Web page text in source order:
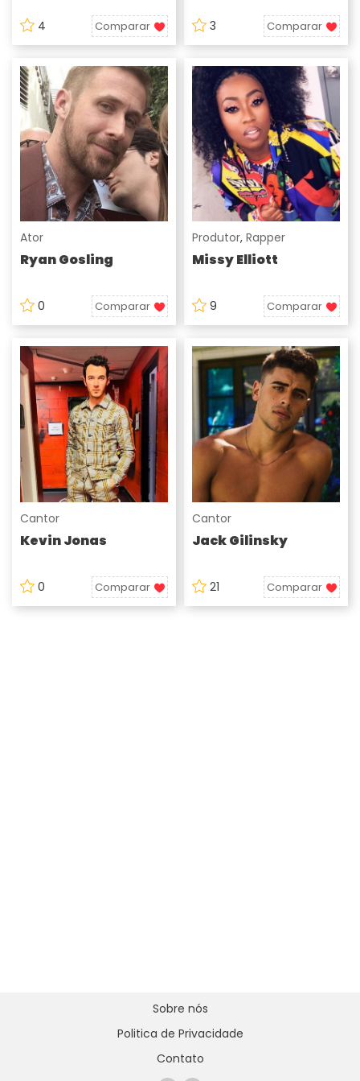
4 Comparar 3 Comparar
Ator
Ryan Gosling
0 Comparar
Produtor, Rapper
Missy Elliott
9 Comparar
Cantor
Kevin Jonas
0 Comparar
Cantor
Jack Gilinsky
21 Comparar
Sobre nós
Politica de Privacidade
Contato